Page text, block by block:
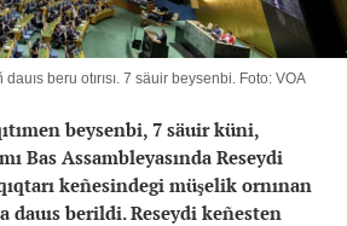
dauıs beru otırısı. 7 säuir beysenbi. Foto: VOA
beysenbi, 7 säuir küni,
Bas Assambleyasında Reseydi
keñesindegi müşelik ornınan
dauıs berildi. Reseydi keñesten